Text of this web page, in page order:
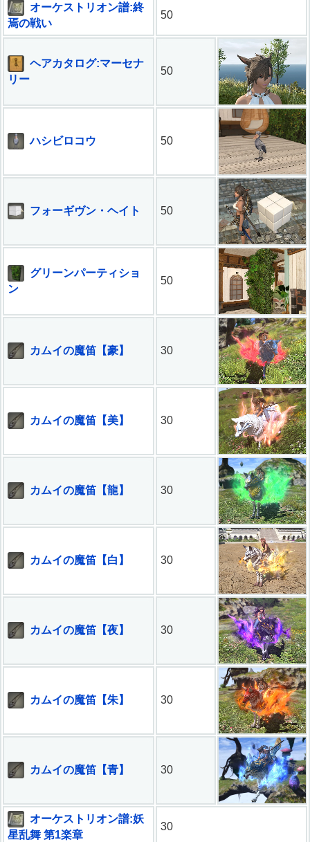
オーケストリオン譜:終
焉の戦い
50
ヘアカタログ:マーセナ
リー
50
ハシビロコウ 50
フォーギヴン・ヘイト 50
グリーンパーティショ
ン
50
カムイの魔笛【豪】 30
カムイの魔笛【美】 30
カムイの魔笛【龍】 30
カムイの魔笛【白】 30
カムイの魔笛【夜】 30
カムイの魔笛【朱】 30
カムイの魔笛【青】 30
オーケストリオン譜:妖
星乱舞 第1楽章
30